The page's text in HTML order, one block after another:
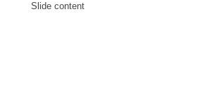
Slide content